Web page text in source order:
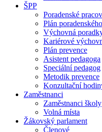
ŠPP
Poradenské
Plán
Výchovná
Kariérové
Plán prevence
Asistent pedagoga
Speciální pedagog
Metodik prevence
Konzultační
Zaměstnanci
Zaměstnanci školy
Volná místa
Žákovský parlament
Členové